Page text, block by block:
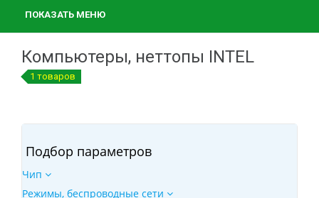
ПОКАЗАТЬ МЕНЮ
Компьютеры, неттопы INTEL
1 товаров
Подбор параметров
Чип
Режимы, беспроводные сети